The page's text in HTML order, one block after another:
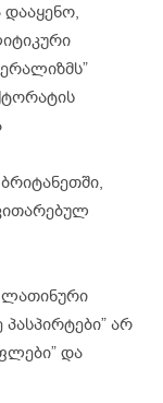
დააყენო,
ლათინური
პასპირტები” არ
და